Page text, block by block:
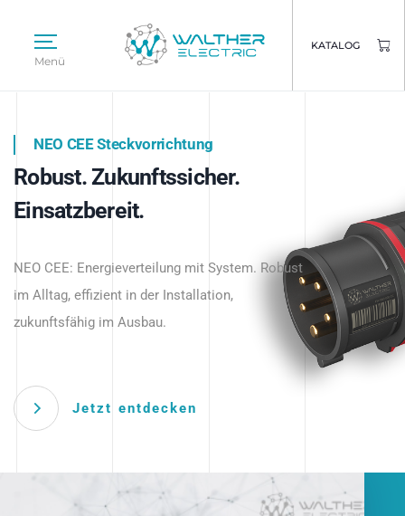
Menü
KATALOG
Intelligente Stromverteilung
beginnt hier.
NEO CEE Steckvorrichtung
Robust. Zukunftssicher.
Einsatzbereit.
NEO CEE: Energieverteilung mit System. Robust
im Alltag, effizient in der Installation,
zukunftsfähig im Ausbau.
Jetzt entdecken
Intelligenz trifft Energie.
Anwendungen – robust, IP-geschützt und
zukunftsfähig.